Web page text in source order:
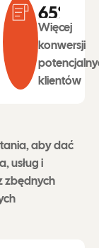
65%
Więcej
konwersji
klientów
aby dać
usług i
zbędnych